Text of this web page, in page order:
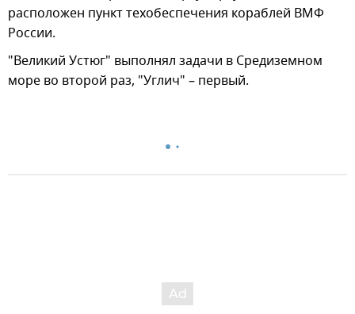
расположен пункт техобеспечения кораблей ВМФ
России.
"Великий Устюг" выполнял задачи в Средиземном
море во второй раз, "Углич" – первый.